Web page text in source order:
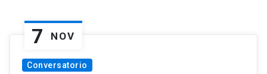
7 NOV
Conversatorio